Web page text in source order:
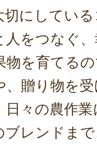
切にしてい
人をつなぐ
物を育てる
贈り物を
々の農作
ブレンドま